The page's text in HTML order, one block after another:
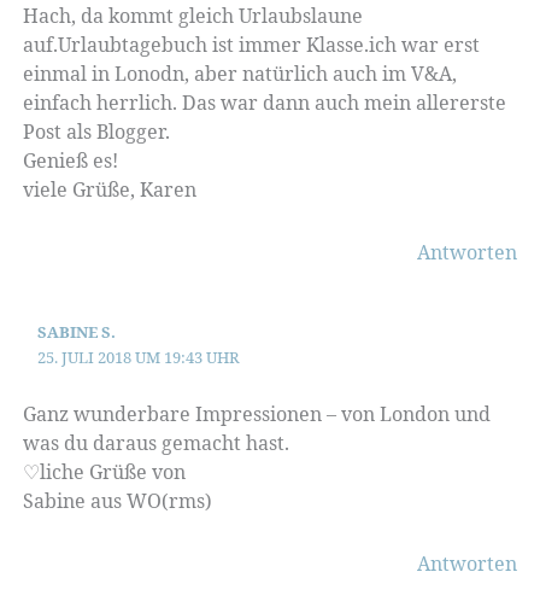
Hach, da kommt gleich Urlaubslaune
auf.Urlaubtagebuch ist immer Klasse.ich war erst
einmal in Lonodn, aber natürlich auch im V&A,
einfach herrlich. Das war dann auch mein allererste
Post als Blogger.
Genieß es!
viele Grüße, Karen
Antworten
SABINE S.
25. JULI 2018 UM 19:43 UHR
Ganz wunderbare Impressionen – von London und
was du daraus gemacht hast.
♡liche Grüße von
Sabine aus WO(rms)
Antworten